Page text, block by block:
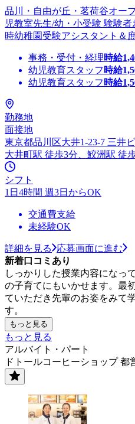
品川・自由が丘・茗荷谷オー
児教室先生/幼・小受験 験験
時幼稚園受験アシスタント＆
事務・受付・経理時給
幼児教育スタッフ 時給
幼児教育スタッフ 時給
勤務地
面接地
東京都品川区大井1-23-7 三井
大井町駅 徒歩3分、鮫洲駅 徒
シフト
1日4時間 週3日からOK
交通費支給
未経験OK
詳細を見る
応募画面に進む
新着口コミあり
しっかりした授業内容になっ
の子育てにもいかせます。最
ていただき先輩のお姿をみて
す。
もっと見る
もっと見る
アルバイト・パート
ドトールコーヒーショップ 都